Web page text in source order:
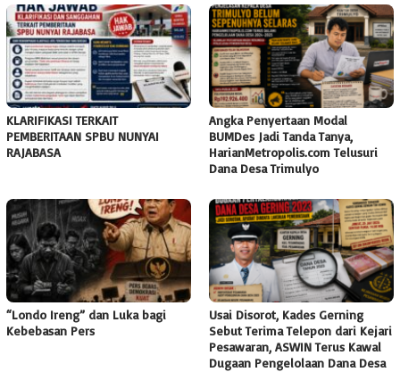
KLARIFIKASI TERKAIT
PEMBERITAAN SPBU NUNYAI
RAJABASA
Angka Penyertaan Modal
BUMDes Jadi Tanda Tanya,
HarianMetropolis.com Telusuri
Dana Desa Trimulyo
“Londo Ireng” dan Luka bagi
Kebebasan Pers
Usai Disorot, Kades Gerning
Sebut Terima Telepon dari Kejari
Pesawaran, ASWIN Terus Kawal
Dugaan Pengelolaan Dana Desa